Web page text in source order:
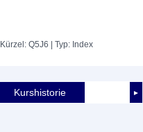
Kürzel: Q5J6 | Typ: Index
►
Kurshistorie